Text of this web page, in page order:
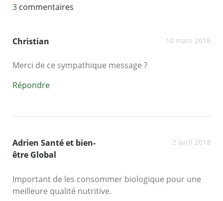
3 commentaires
Christian 10 mars 2018
Merci de ce sympathique message ?
Répondre
Adrien Santé et bien-
être Global
2 avril 2018
Important de les consommer biologique pour une
meilleure qualité nutritive.